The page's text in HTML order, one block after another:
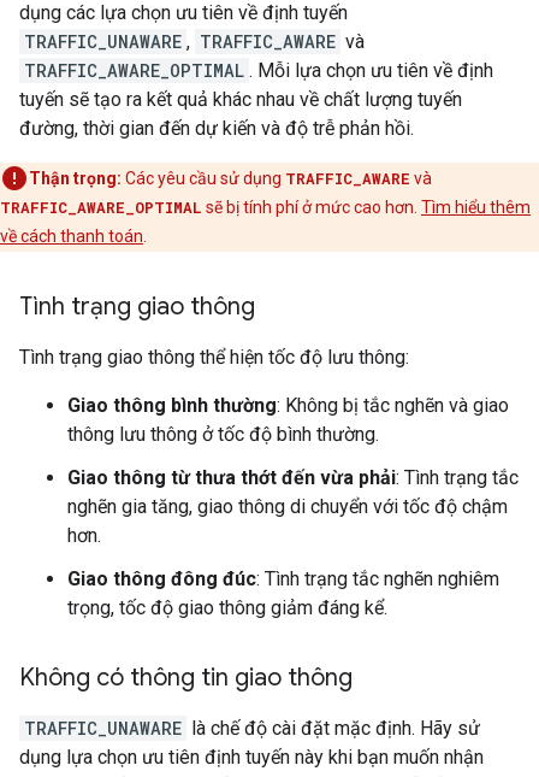
dụng các lựa chọn ưu tiên về định tuyến
TRAFFIC_UNAWARE , TRAFFIC_AWARE và
TRAFFIC_AWARE_OPTIMAL . Mỗi lựa chọn ưu tiên về định
tuyến sẽ tạo ra kết quả khác nhau về chất lượng tuyến
đường, thời gian đến dự kiến và độ trễ phản hồi.
Thận trọng: Các yêu cầu sử dụng TRAFFIC_AWARE và
TRAFFIC_AWARE_OPTIMAL sẽ bị tính phí ở mức cao hơn. Tìm hiểu thêm
về cách thanh toán
Tình trạng giao thông
Tình trạng giao thông thể hiện tốc độ lưu thông:
Giao thông bình thường: Không bị tắc nghẽn và giao
thông lưu thông ở tốc độ bình thường.
Giao thông từ thưa thớt đến vừa phải: Tình trạng tắc
nghẽn gia tăng, giao thông di chuyển với tốc độ chậm
hơn.
Giao thông đông đúc: Tình trạng tắc nghẽn nghiêm
trọng, tốc độ giao thông giảm đáng kể.
Không có thông tin giao thông
TRAFFIC_UNAWARE là chế độ cài đặt mặc định. Hãy sử
dụng lựa chọn ưu tiên định tuyến này khi bạn muốn nhận